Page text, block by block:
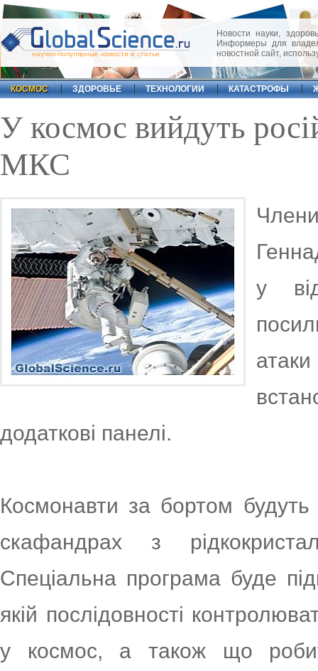
научно-популярные новости и статьи
Новости науки,
Информеры для
новостной сайт,
КОСМОС ЗДОРОВЬЕ ТЕХНОЛОГИИ КАТАСТРОФЫ
У космос вийдуть
МКС
у
додаткові панелі.
Космонавти за бортом
скафандрах з
Спеціальна програма буде
якій послідовності
у космос, а також що